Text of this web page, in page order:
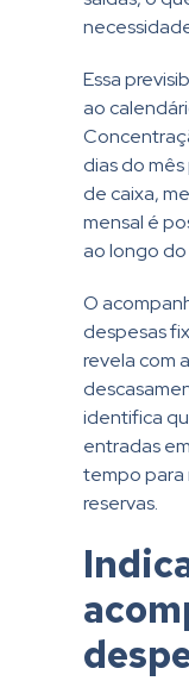
Essa
ao
dias do
de caixa,
mensal é
ao longo do
O
despesas
revela com
identifica
entradas
tempo para
reservas.